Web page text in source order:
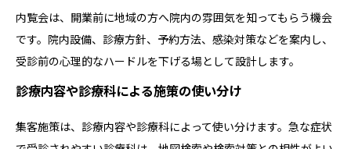
内覧会は、開業前に地域の方へ院内の雰囲気を知ってもらう機会
です。院内設備、診療方針、予約方法、感染対策などを案内し、
受診前の心理的なハードルを下げる場として設計します。
診療内容や診療科による施策の使い分け
集客施策は、診療内容や診療科によって使い分けます。急な症状